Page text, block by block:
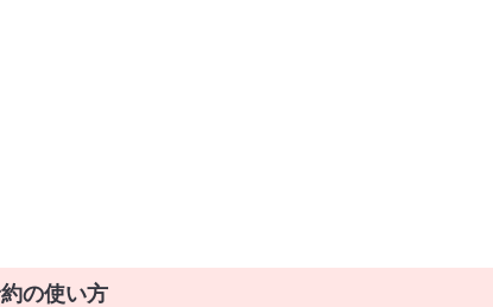
の使い方